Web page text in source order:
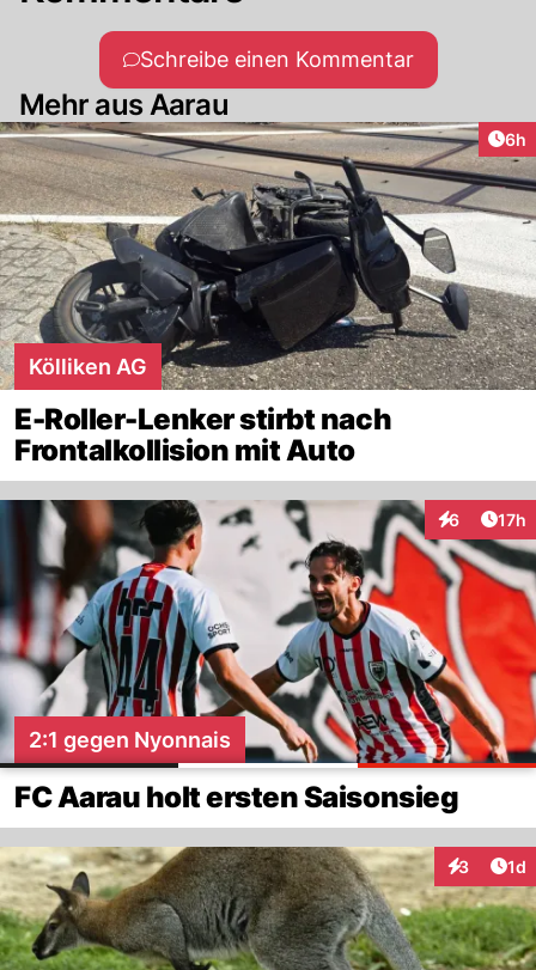
Schreibe einen Kommentar
Mehr aus Aarau
6h
Kölliken AG
E-Roller-Lenker stirbt nach
Frontalkollision mit Auto
6 17h
2:1 gegen Nyonnais
FC Aarau holt ersten Saisonsieg
3 1d